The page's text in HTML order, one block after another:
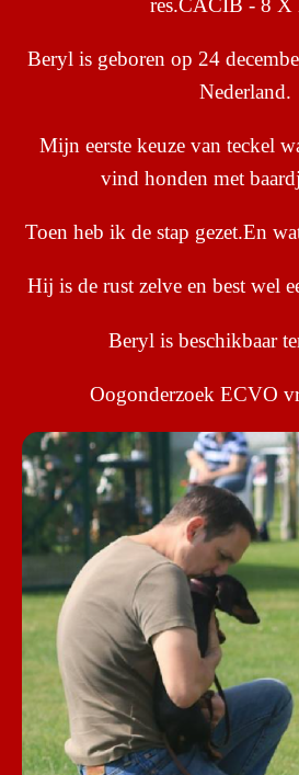
Beryl is geboren op 24
Nederland.
Mijn eerste keuze van teckel
vind honden met
Toen heb ik de stap gezet.En
Hij is de rust zelve en best wel
Beryl is beschikbaar
Oogonderzoek ECVO